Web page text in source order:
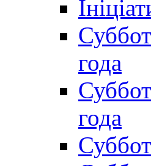
года
года